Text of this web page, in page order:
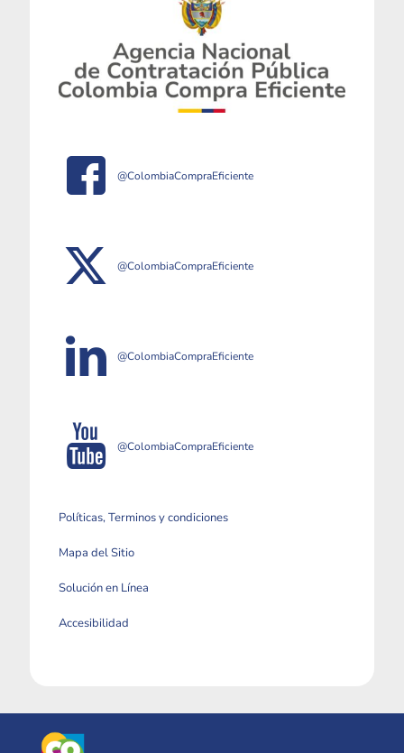
@ColombiaCompraEficiente
@ColombiaCompraEficiente
@ColombiaCompraEficiente
@ColombiaCompraEficiente
Políticas, Terminos y condiciones
Mapa del Sitio
Solución en Línea
Accesibilidad